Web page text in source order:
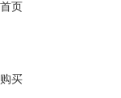
首页
购买